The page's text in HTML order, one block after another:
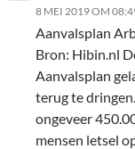
8 MEI 2019 OM
Aanvalsplan
Bron: Hibin.nl
Aanvalsplan
terug te
ongeveer
mensen letsel